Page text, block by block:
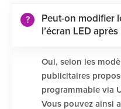
Peut-on modifier
l’écran LED
Oui, selon les
publicitaires
programmable via
Vous pouvez ainsi